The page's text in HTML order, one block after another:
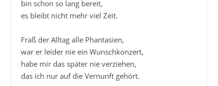
bin schon so lang bereit,
es bleibt nicht mehr viel Zeit.
Fraß der Alltag alle Phantasien,
war er leider nie ein Wunschkonzert,
habe mir das später nie verziehen,
das ich nur auf die Vernunft gehört.